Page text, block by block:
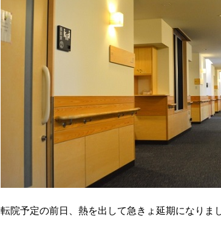
転院予定の前日、熱を出して急きょ延期になりま